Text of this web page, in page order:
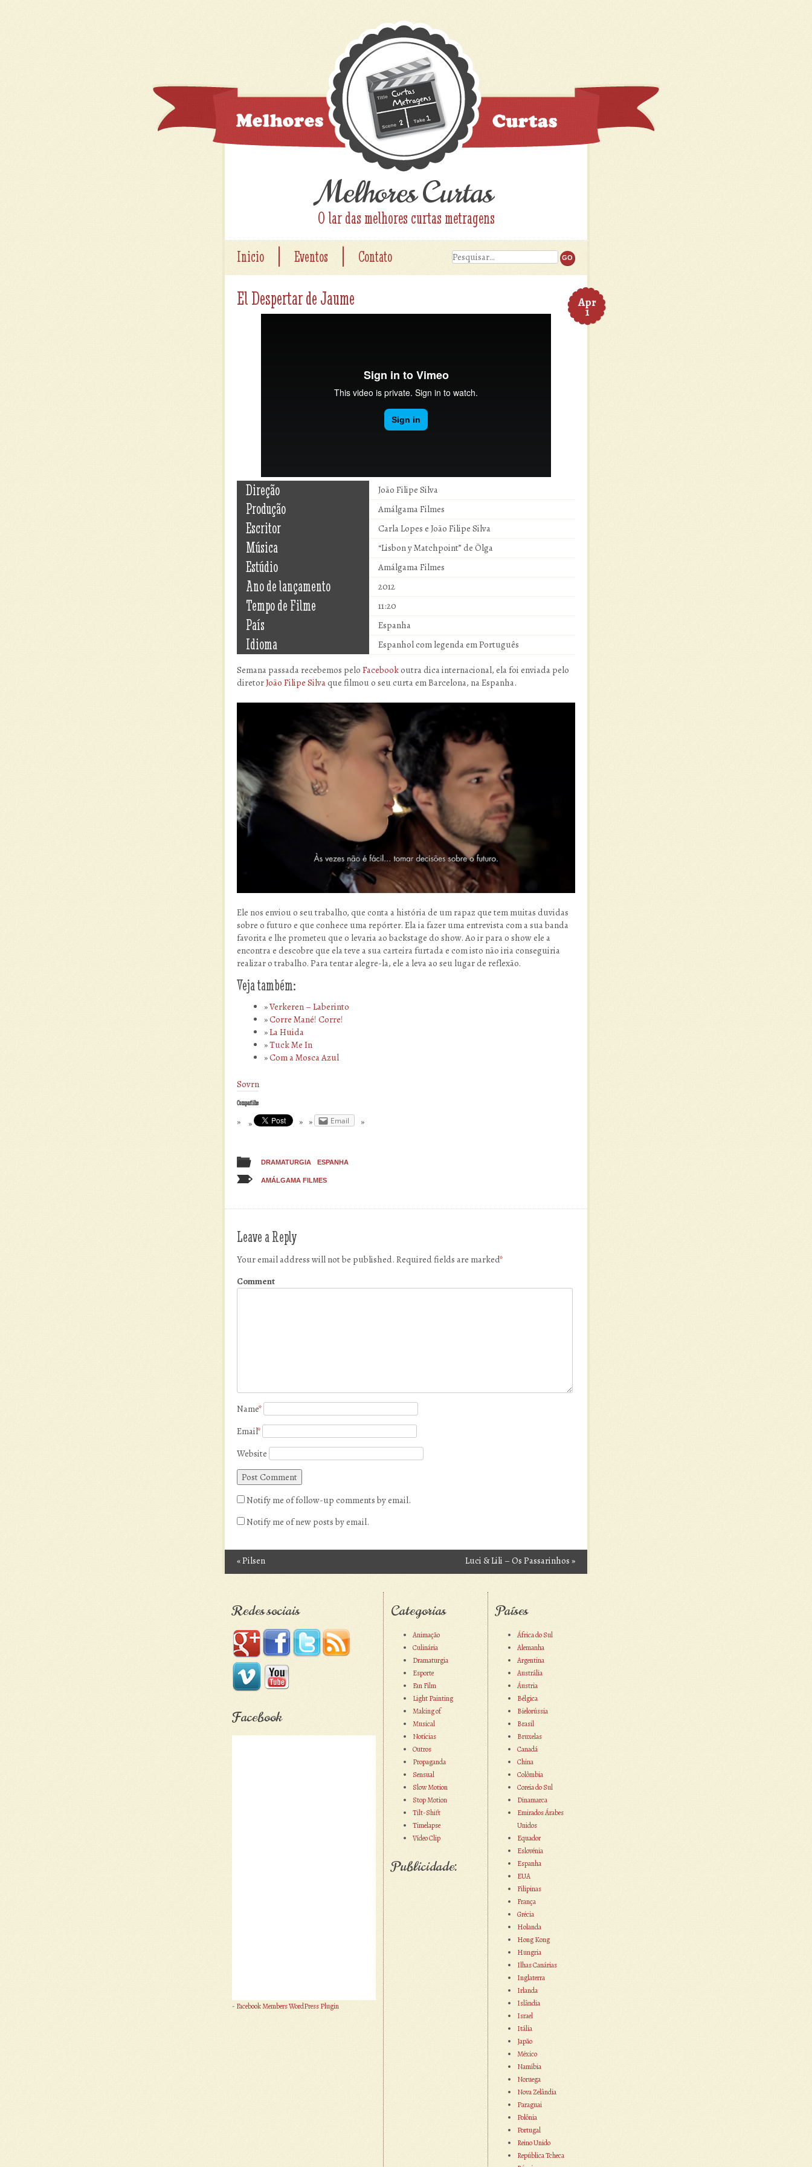
Melhores Curtas
O lar das melhores curtas metragens
Inicio Eventos Contato
Apr
1
El Despertar de Jaume
Direção João Filipe Silva
Produção Amálgama Filmes
Escritor Carla Lopes e João Filipe Silva
Música “Lisbon y Matchpoint” de Ölga
Estúdio Amálgama Filmes
Ano de lançamento 2012
Tempo de Filme 11:20
País Espanha
Idioma Espanhol com legenda em Português
Semana passada recebemos pelo Facebookoutra dica internacional, ela foi enviada pelo
diretorJoão Filipe Silvaque filmou o seu curta em Barcelona, na Espanha.
Ele nos enviou o seu trabalho, que conta a história de um rapaz que tem muitas duvidas
sobre o futuro e que conhece uma repórter. Ela ia fazer uma entrevista com a sua banda
favorita e lhe prometeu que o levaria ao backstage do show. Ao ir para o show ele a
encontra e descobre que ela teve a sua carteira furtada e com isto não iria conseguiria
realizar o trabalho. Para tentar alegre-la, ele a leva ao seu lugar de reflexão.
Veja também:
Verkeren – Laberinto
Corre Mané! Corre!
La Huida
Tuck Me In
Com a Mosca Azul
Sovrn
Compartilhe
Email
DRAMATURGIA ESPANHA
AMÁLGAMA FILMES
Leave a Reply
Your email address will not be published. Required fields are marked*
Comment
Name*
Email*
Website
Notify me of follow-up comments by email.
Notify me of new posts by email.
Post navigation
«Pilsen Luci & Lili – Os Passarinhos »
Redes sociais
Facebook
- Facebook Members WordPress Plugin
Categorias
Animação
Culinária
Dramaturgia
Esporte
Fan Film
Light Painting
Making of
Musical
Notícias
Outros
Propaganda
Sensual
Slow Motion
Stop Motion
Tilt-Shift
Timelapse
Vídeo Clip
Publicidade:
Países
África do Sul
Alemanha
Argentina
Austrália
Áustria
Bélgica
Bielorússia
Brasil
Bruxelas
Canadá
China
Colômbia
Coreia do Sul
Dinamarca
Emirados Árabes
Unidos
Equador
Eslovénia
Espanha
EUA
Filipinas
França
Grécia
Holanda
Hong Kong
Hungria
Ilhas Canárias
Inglaterra
Irlanda
Islândia
Israel
Itália
Japão
México
Namíbia
Noruega
Nova Zelândia
Paraguai
Polônia
Portugal
Reino Unido
República Tcheca